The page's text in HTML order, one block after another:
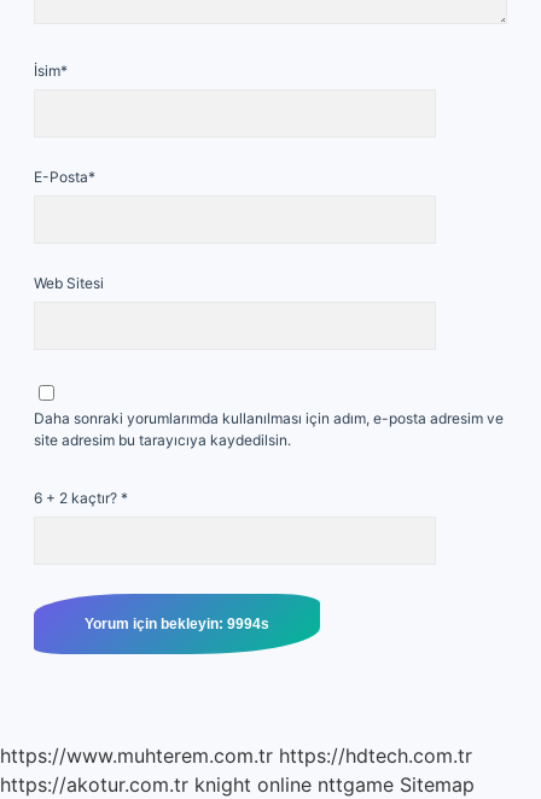
İsim*
E-Posta*
Web Sitesi
Daha sonraki yorumlarımda kullanılması için adım, e-posta adresim ve
site adresim bu tarayıcıya kaydedilsin.
6 + 2 kaçtır? *
https://www.muhterem.com.tr https://hdtech.com.tr
https://akotur.com.tr knight online nttgame Sitemap